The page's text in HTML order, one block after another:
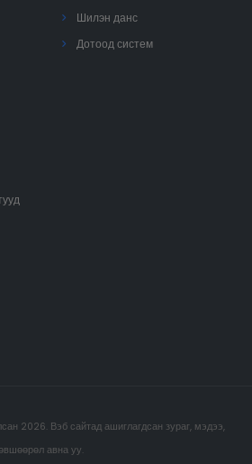
Шилэн данс
Дотоод систем
2026. Вэб сайтад ашиглагдсан зураг, мэдээ,
авна уу.